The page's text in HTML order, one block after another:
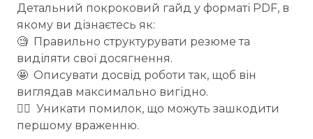
Детальний покроковий гайд у форматі PDF, в
якому ви дізнаєтесь як:
🧐 Правильно структурувати резюме та
виділяти свої досягнення.
🤩 Описувати досвід роботи так, щоб він
виглядав максимально вигідно.
🙅‍♀️ Уникати помилок, що можуть зашкодити
першому враженню.